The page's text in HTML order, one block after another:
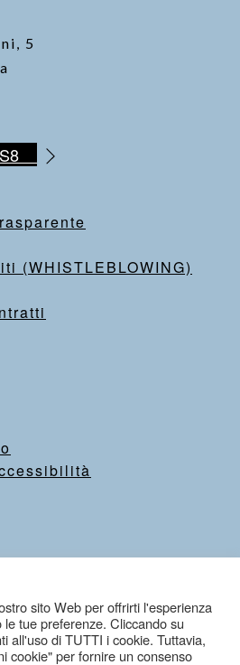
5
(WHISTLEBLOWING)
sito Web per offrirti l'esperienza
tue preferenze. Cliccando su
all'uso di TUTTI i cookie. Tuttavia,
cookie" per fornire un consenso